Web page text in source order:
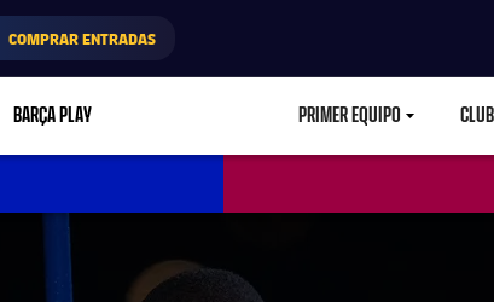
COMPRAR ENTRADAS
BARÇA PLAY PRIMER EQUIPO CLUB